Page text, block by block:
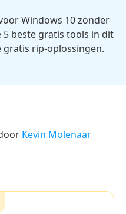
Windows 10 zonder
5 beste gratis tools in dit
rip-oplossingen.
Kevin Molenaar